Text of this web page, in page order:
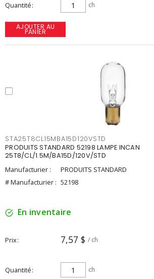
Quantité ch
AJOUTER AU
PANIER
STA25T8CL15MBA15D120VSTD
PRODUITS STANDARD 52198 LAMPE INCAN
25T8/CL/1.5M/BA15D/120V/STD
Manufacturier :
PRODUITS STANDARD
# Manufacturier : 52198
En inventaire
Prix 7,57 $ / ch
Quantité ch